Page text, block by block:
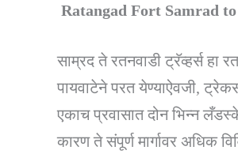
Ratangad Fort Samrad to
साम्रद ते रतनवाडी ट्रॅव्हर्स हा
पायवाटेने परत येण्याऐवजी,
एकाच प्रवासात दोन भिन्न
कारण ते संपूर्ण मार्गावर अधिक